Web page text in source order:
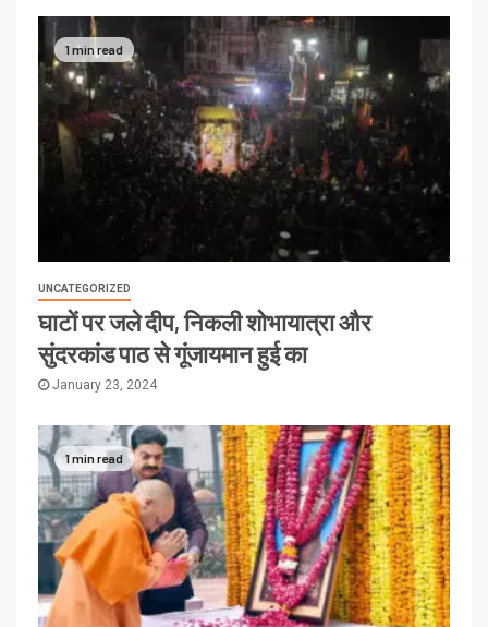
1 min read
UNCATEGORIZED
घाटों पर जले दीप, निकली शोभायात्रा और
सुंदरकांड पाठ से गूंजायमान हुई का
January 23, 2024
1 min read